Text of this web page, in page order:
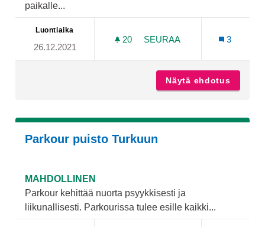
paikalle...
Luontiaika
26.12.2021
20 20 SEURAAJAA
SEURAA
3
Näytä ehdotus
Parkour puisto Turkuun
MAHDOLLINEN
Parkour kehittää nuorta psyykkisesti ja
liikunallisesti. Parkourissa tulee esille kaikki...